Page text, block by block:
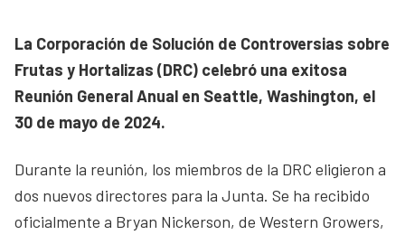
La Corporación de Solución de Controversias sobre
Frutas y Hortalizas (DRC) celebró una exitosa
Reunión General Anual en Seattle, Washington, el
30 de mayo de 2024.
Durante la reunión, los miembros de la DRC eligieron a
dos nuevos directores para la Junta. Se ha recibido
oficialmente a Bryan Nickerson, de Western Growers,